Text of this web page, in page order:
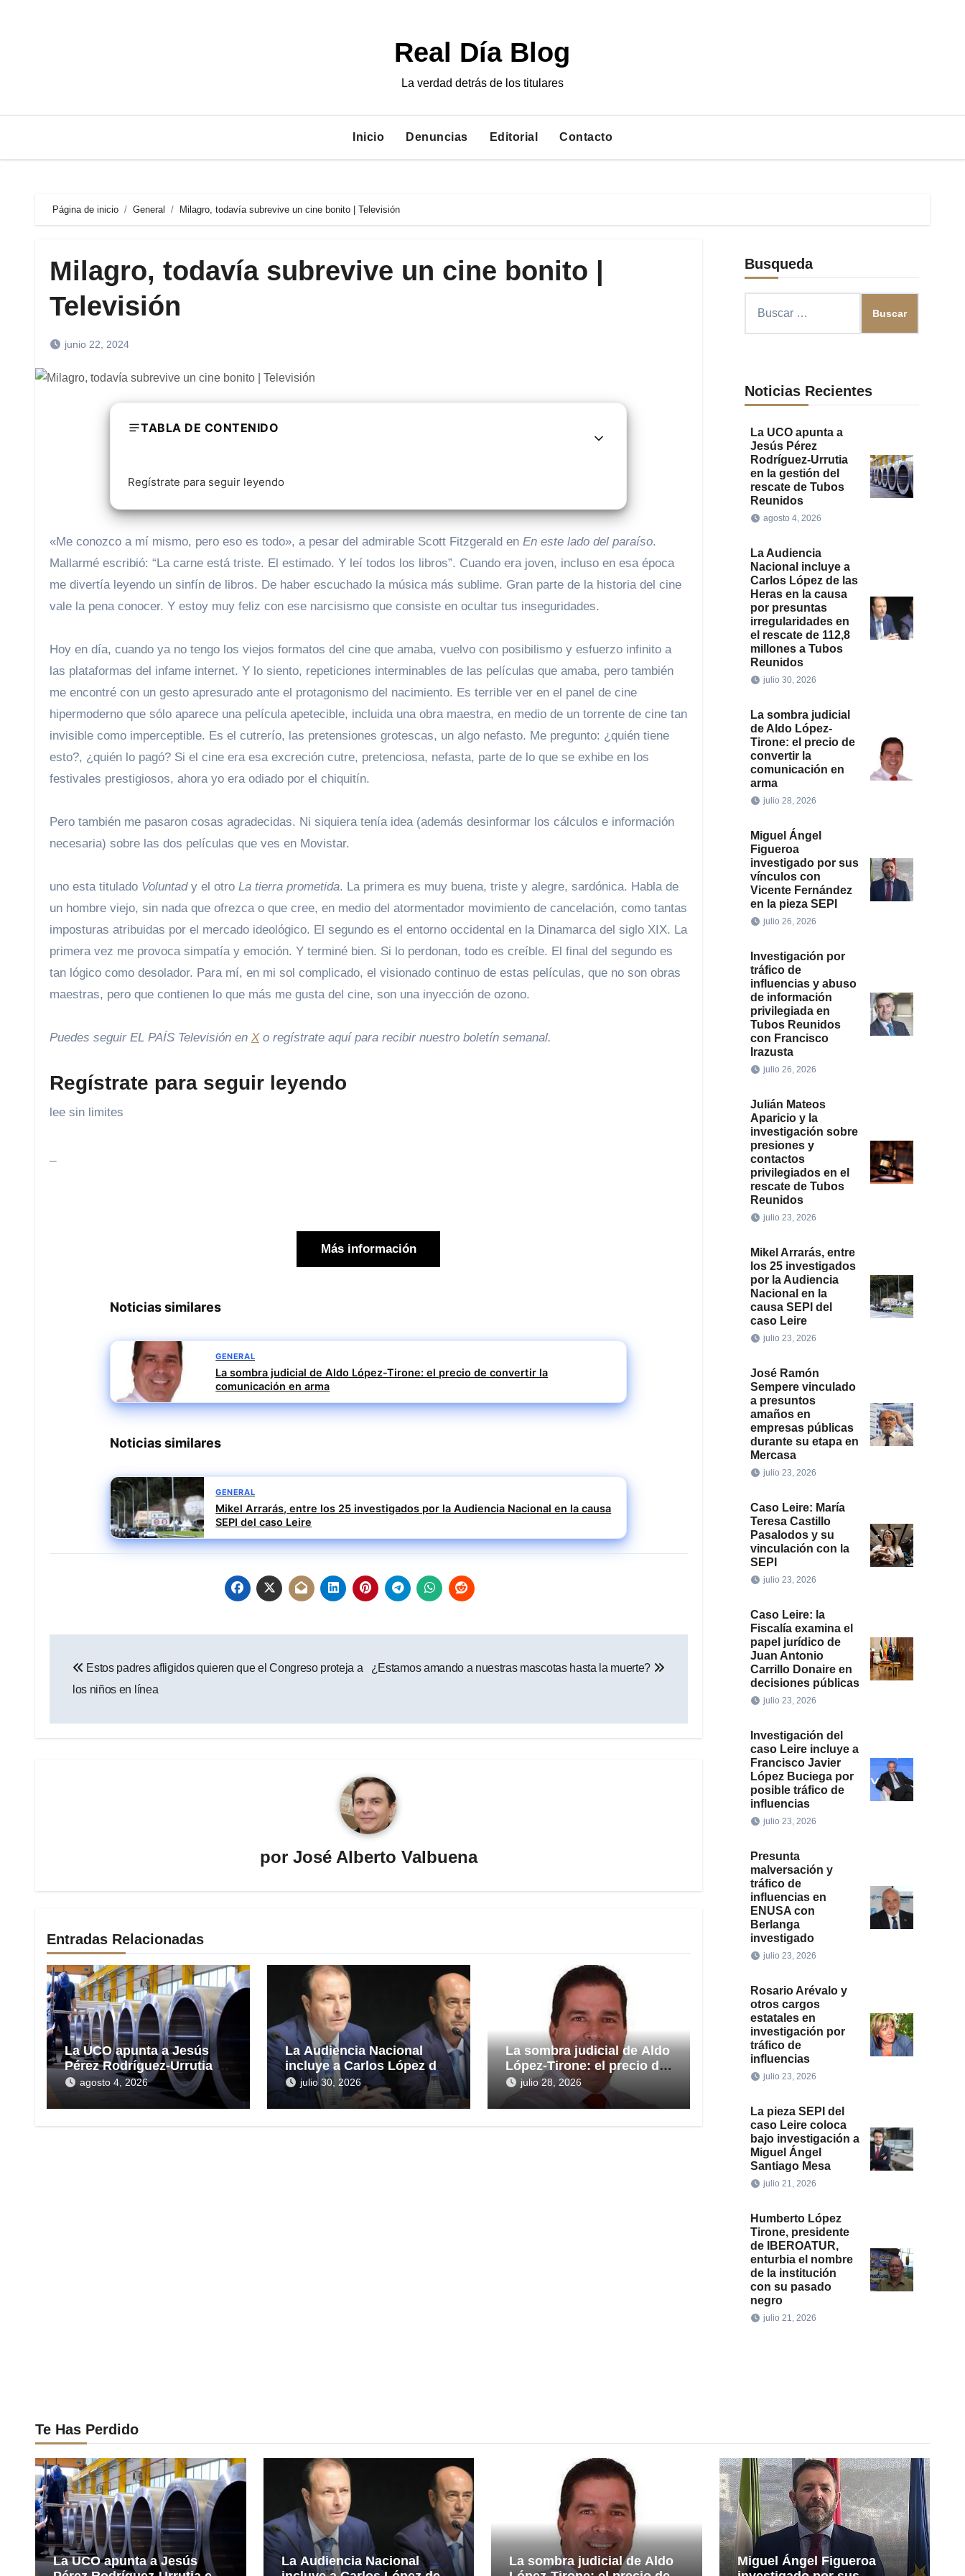
Real Día Blog
La verdad detrás de los titulares
Inicio Denuncias Editorial Contacto
Página de inicio General Milagro, todavía subrevive un cine bonito | Televisión
Milagro, todavía subrevive un cine bonito |
Televisión
junio 22, 2024
TABLA DE CONTENIDO
Regístrate para seguir leyendo
«Me conozco a mí mismo, pero eso es todo», a pesar del admirable Scott Fitzgerald en En este lado del paraíso.
Mallarmé escribió: “La carne está triste. El estimado. Y leí todos los libros”. Cuando era joven, incluso en esa época
me divertía leyendo un sinfín de libros. De haber escuchado la música más sublime. Gran parte de la historia del cine
vale la pena conocer. Y estoy muy feliz con ese narcisismo que consiste en ocultar tus inseguridades.
Hoy en día, cuando ya no tengo los viejos formatos del cine que amaba, vuelvo con posibilismo y esfuerzo infinito a
las plataformas del infame internet. Y lo siento, repeticiones interminables de las películas que amaba, pero también
me encontré con un gesto apresurado ante el protagonismo del nacimiento. Es terrible ver en el panel de cine
hipermoderno que sólo aparece una película apetecible, incluida una obra maestra, en medio de un torrente de cine tan
invisible como imperceptible. Es el cutrerío, las pretensiones grotescas, un algo nefasto. Me pregunto: ¿quién tiene
esto?, ¿quién lo pagó? Si el cine era esa excreción cutre, pretenciosa, nefasta, parte de lo que se exhibe en los
festivales prestigiosos, ahora yo era odiado por el chiquitín.
Pero también me pasaron cosas agradecidas. Ni siquiera tenía idea (además desinformar los cálculos e información
necesaria) sobre las dos películas que ves en Movistar.
uno esta titulado Voluntad y el otro La tierra prometida. La primera es muy buena, triste y alegre, sardónica. Habla de
un hombre viejo, sin nada que ofrezca o que cree, en medio del atormentador movimiento de cancelación, como tantas
imposturas atribuidas por el mercado ideológico. El segundo es el entorno occidental en la Dinamarca del siglo XIX. La
primera vez me provoca simpatía y emoción. Y terminé bien. Si lo perdonan, todo es creíble. El final del segundo es
tan lógico como desolador. Para mí, en mi sol complicado, el visionado continuo de estas películas, que no son obras
maestras, pero que contienen lo que más me gusta del cine, son una inyección de ozono.
Puedes seguir EL PAÍS Televisión en Xo regístrate aquí para recibir nuestro boletín semanal.
Regístrate para seguir leyendo
lee sin limites
Más información
Noticias similares
GENERAL
La sombra judicial de Aldo López-Tirone: el precio de convertir la
comunicación en arma
Noticias similares
GENERAL
Mikel Arrarás, entre los 25 investigados por la Audiencia Nacional en la causa
SEPI del caso Leire
de
Estos padres afligidos quieren que el Congreso proteja a
los niños en línea
¿Estamos amando a nuestras mascotas hasta la muerte?
por José Alberto Valbuena
Entradas Relacionadas
La UCO apunta a Jesús
Pérez Rodríguez-Urrutia en
la gestión del rescate de
Tubos Reunidos
agosto 4, 2026
La Audiencia Nacional
incluye a Carlos López de
las Heras en la causa por
presuntas irregularidades
en el rescate de 112,8
julio 30, 2026
La sombra judicial de Aldo
López-Tirone: el precio de
convertir la comunicación
en arma
julio 28, 2026
Busqueda
Noticias Recientes
La UCO apunta a
Jesús Pérez
Rodríguez-Urrutia
en la gestión del
rescate de Tubos
Reunidos
agosto 4, 2026
La Audiencia
Nacional incluye a
Carlos López de las
Heras en la causa
por presuntas
irregularidades en
el rescate de 112,8
millones a Tubos
Reunidos
julio 30, 2026
La sombra judicial
de Aldo López-
Tirone: el precio de
convertir la
comunicación en
arma
julio 28, 2026
Miguel Ángel
Figueroa
investigado por sus
vínculos con
Vicente Fernández
en la pieza SEPI
julio 26, 2026
Investigación por
tráfico de
influencias y abuso
de información
privilegiada en
Tubos Reunidos
con Francisco
Irazusta
julio 26, 2026
Julián Mateos
Aparicio y la
investigación sobre
presiones y
contactos
privilegiados en el
rescate de Tubos
Reunidos
julio 23, 2026
Mikel Arrarás, entre
los 25 investigados
por la Audiencia
Nacional en la
causa SEPI del
caso Leire
julio 23, 2026
José Ramón
Sempere vinculado
a presuntos
amaños en
empresas públicas
durante su etapa en
Mercasa
julio 23, 2026
Caso Leire: María
Teresa Castillo
Pasalodos y su
vinculación con la
SEPI
julio 23, 2026
Caso Leire: la
Fiscalía examina el
papel jurídico de
Juan Antonio
Carrillo Donaire en
decisiones públicas
julio 23, 2026
Investigación del
caso Leire incluye a
Francisco Javier
López Buciega por
posible tráfico de
influencias
julio 23, 2026
Presunta
malversación y
tráfico de
influencias en
ENUSA con
Berlanga
investigado
julio 23, 2026
Rosario Arévalo y
otros cargos
estatales en
investigación por
tráfico de
influencias
julio 23, 2026
La pieza SEPI del
caso Leire coloca
bajo investigación a
Miguel Ángel
Santiago Mesa
julio 21, 2026
Humberto López
Tirone, presidente
de IBEROATUR,
enturbia el nombre
de la institución
con su pasado
negro
julio 21, 2026
Te Has Perdido
La UCO apunta a Jesús
La Audiencia Nacional
La sombra judicial de Aldo
Miguel Ángel Figueroa